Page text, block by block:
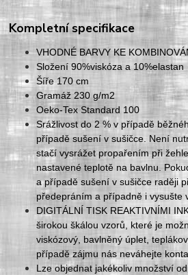
Kompletní specifikace
VHODNÉ BARVY KE
Složení 90%viskóza a 10%elastan
Šíře 170 cm
Gramáž 230 g/m2
Oeko-Tex Standard 100
Srážlivost do 2 % v případě
případě sušení v sušičce. Není
stačí vysrážet propařením při
nastavené teplotě na bavlnu.
a případě sušení v sušičce raději
předepráním a případně i vysušte
DIGITÁLNÍ TISK REAKTIVNÍMI
širokou škálou vzorů, které je
viskózový, bavlněný úplet,
případě zájmu nás neváhejte
Lze objednat jakékoliv množství